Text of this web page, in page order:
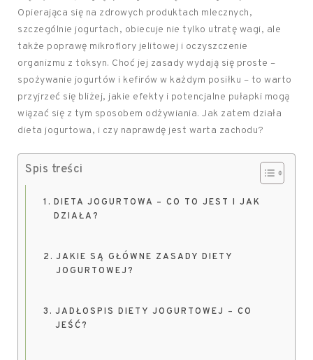
Opierająca się na zdrowych produktach mlecznych,
szczególnie jogurtach, obiecuje nie tylko utratę wagi, ale
także poprawę mikroflory jelitowej i oczyszczenie
organizmu z toksyn. Choć jej zasady wydają się proste –
spożywanie jogurtów i kefirów w każdym posiłku – to warto
przyjrzeć się bliżej, jakie efekty i potencjalne pułapki mogą
wiązać się z tym sposobem odżywiania. Jak zatem działa
dieta jogurtowa, i czy naprawdę jest warta zachodu?
Spis treści
DIETA JOGURTOWA – CO TO JEST I JAK
DZIAŁA?
JAKIE SĄ GŁÓWNE ZASADY DIETY
JOGURTOWEJ?
JADŁOSPIS DIETY JOGURTOWEJ – CO
JEŚĆ?